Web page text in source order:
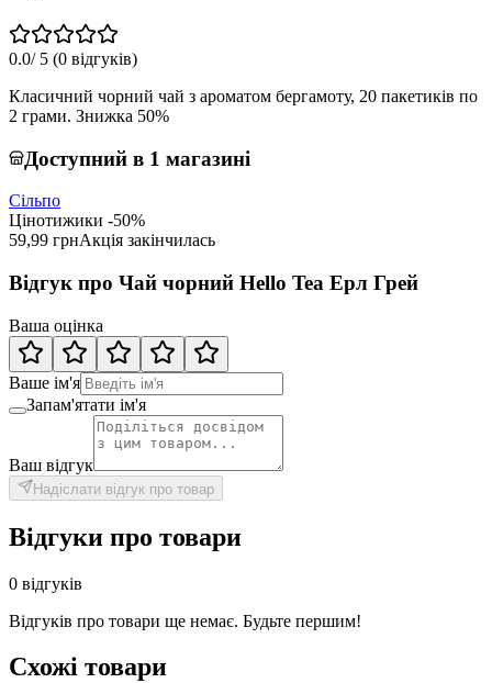
0.0/ 5 (0 відгуків)
Класичний чорний чай з ароматом бергамоту, 20 пакетиків по
2 грами. Знижка 50%
Доступний в 1 магазині
Сільпо
Цінотижики -50%
59,99 грнАкція закінчилась
Відгук про Чай чорний Hello Tea Ерл Грей
Ваша оцінка
Ваше ім'я
Запам'ятати ім'я
Ваш відгук
Надіслати відгук про товар
Відгуки про товари
0 відгуків
Відгуків про товари ще немає. Будьте першим!
Схожі товари